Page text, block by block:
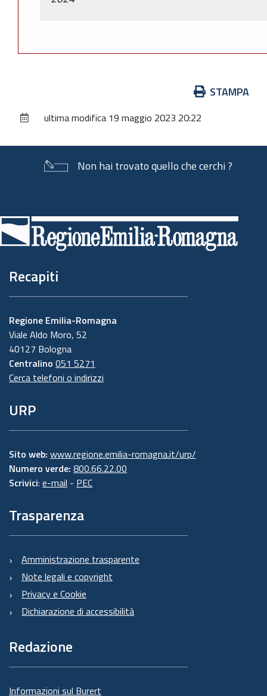
documento
STAMPA
ultima modifica 19 maggio 2023 20:22
Non hai trovato quello che cerchi ?
di
pagina
Recapiti
Regione Emilia-Romagna
Viale Aldo Moro, 52
40127 Bologna
Centralino 051 5271
Cerca telefoni o indirizzi
URP
Sito web: www.regione.emilia-romagna.it/urp/
Numero verde: 800.66.22.00
Scrivici: e-mail - PEC
Trasparenza
Amministrazione trasparente
Note legali e copyright
Privacy e Cookie
Dichiarazione di accessibilità
Redazione
Informazioni sul Burert